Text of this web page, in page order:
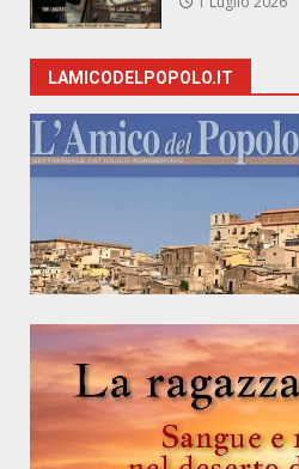
LAMICODELPOPOLO.IT